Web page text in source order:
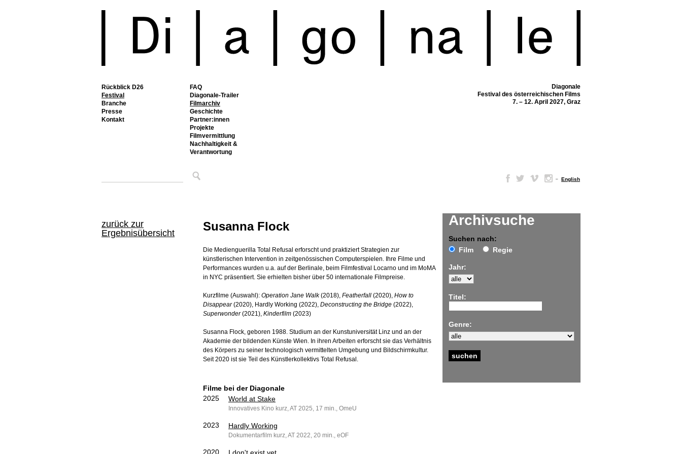
Rückblick D26
Festival
FAQ
Diagonale-Trailer
Filmarchiv
Geschichte
Partner:innen
Projekte
Filmvermittlung
Nachhaltigkeit &
Verantwortung
Branche
Presse
Kontakt
Diagonale
Festival des österreichischen Films
7. – 12. April 2027, Graz
– English
zurück zur
Ergebnisübersicht
Archivsuche
Suchen nach:
Film
Regie
Jahr:
Titel:
Genre:
Susanna Flock
Die Medienguerilla Total Refusal erforscht und praktiziert Strategien zur
künstlerischen Intervention in zeitgenössischen Computerspielen. Ihre Filme und
Performances wurden u.a. auf der Berlinale, beim Filmfestival Locarno und im MoMA
in NYC präsentiert. Sie erhielten bisher über 50 internationale Filmpreise.
Kurzfilme (Auswahl): Operation Jane Walk(2018), Featherfall (2020), How to
Disappear(2020), Hardly Working (2022), Deconstructing the Bridge (2022),
Superwonder(2021), Kinderfilm (2023)
Susanna Flock, geboren 1988. Studium an der Kunstuniversität Linz und an der
Akademie der bildenden Künste Wien. In ihren Arbeiten erforscht sie das Verhältnis
des Körpers zu seiner technologisch vermittelten Umgebung und Bildschirmkultur.
Seit 2020 ist sie Teil des Künstlerkollektivs Total Refusal.
Filme bei der Diagonale
2025
World at Stake
Innovatives Kino kurz, AT 2025, 17 min., OmeU
2023 Hardly Working
Dokumentarfilm kurz, AT 2022, 20 min., eOF
2020